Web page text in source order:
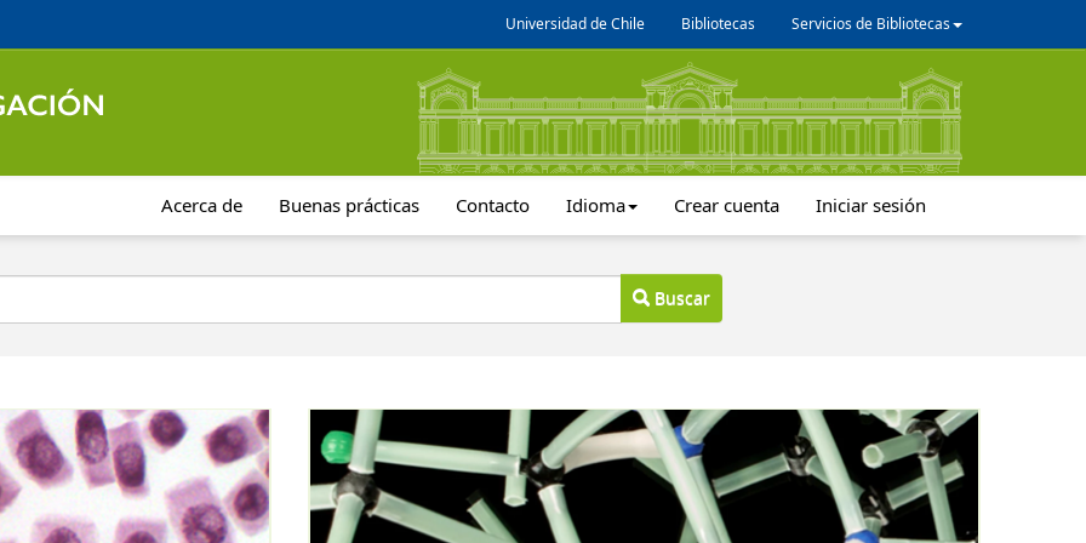
Universidad de Chile Bibliotecas Servicios de Bibliotecas
Acerca de Buenas prácticas Contacto Idioma Crear cuenta Iniciar sesión
Buscar